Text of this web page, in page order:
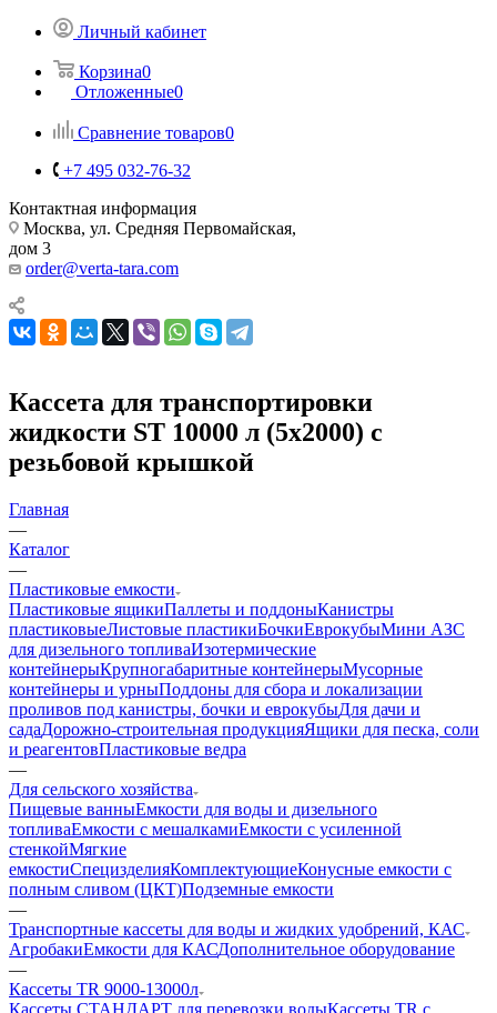
Личный кабинет
Корзина0
Отложенные0
Сравнение товаров0
+7 495 032-76-32
Контактная информация
Москва, ул. Средняя Первомайская,
дом 3
order@verta-tara.com
Кассета для транспортировки
жидкости ST 10000 л (5х2000) с
резьбовой крышкой
Главная
—
Каталог
—
Пластиковые емкости
Пластиковые ящикиПаллеты и поддоныКанистры
пластиковыеЛистовые пластикиБочкиЕврокубыМини АЗС
для дизельного топливаИзотермические
контейнерыКрупногабаритные контейнерыМусорные
контейнеры и урныПоддоны для сбора и локализации
проливов под канистры, бочки и еврокубыДля дачи и
садаДорожно-строительная продукцияЯщики для песка, соли
и реагентовПластиковые ведра
—
Для сельского хозяйства
Пищевые ванныЕмкости для воды и дизельного
топливаЕмкости с мешалкамиЕмкости с усиленной
стенкойМягкие
емкостиСпецизделияКомплектующиеКонусные емкости с
полным сливом (ЦКТ)Подземные емкости
—
Транспортные кассеты для воды и жидких удобрений, КАС
АгробакиЕмкости для КАСДополнительное оборудование
—
Кассеты TR 9000-13000л
Кассеты СТАНДАРТ для перевозки водыКассеты TR с